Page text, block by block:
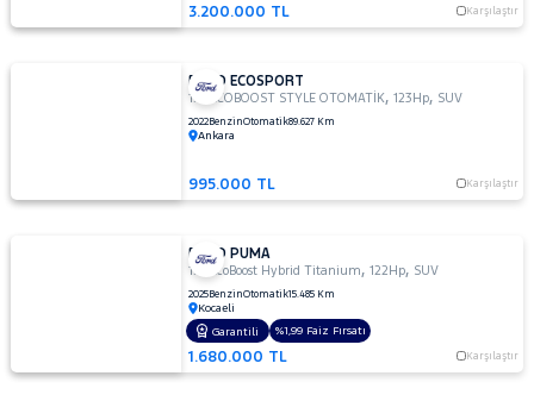
3.200.000 TL Karşılaştır
FORD ECOSPORT
1.0 ECOBOOST STYLE OTOMATİK,123Hp, SUV
2022BenzinOtomatik89.627 Km
Ankara
995.000 TL Karşılaştır
FORD PUMA
1.0 EcoBoost Hybrid Titanium,122Hp, SUV
2025BenzinOtomatik15.485 Km
Kocaeli
1.680.000 TL Karşılaştır
Garantili %1,99 Faiz Fırsatı